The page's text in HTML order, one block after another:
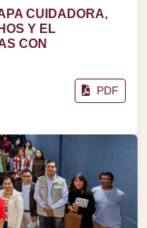
CUIDADORA,
Y EL
CON
PDF